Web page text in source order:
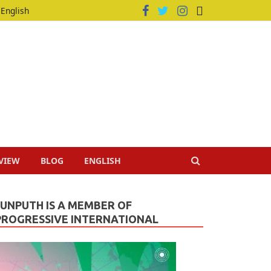
English
BLOG ENGLISH
IS A MEMBER OF
INTERNATIONAL